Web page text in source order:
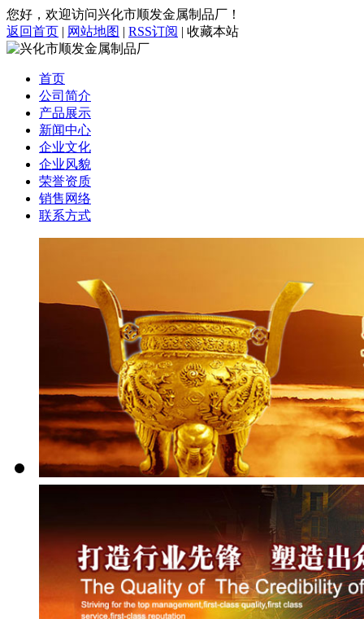
您好，欢迎访问兴化市顺发金属制品厂！
返回首页 | 网站地图 | RSS订阅 | 收藏本站
首页
公司简介
产品展示
新闻中心
企业文化
企业风貌
荣誉资质
销售网络
联系方式